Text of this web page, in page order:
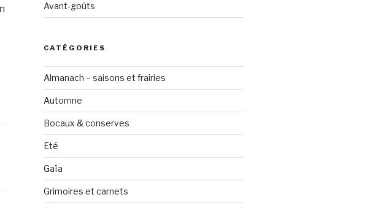
Avant-goûts
CATÉGORIES
Almanach – saisons et frairies
Automne
Bocaux & conserves
Eté
Gaïa
Grimoires et carnets